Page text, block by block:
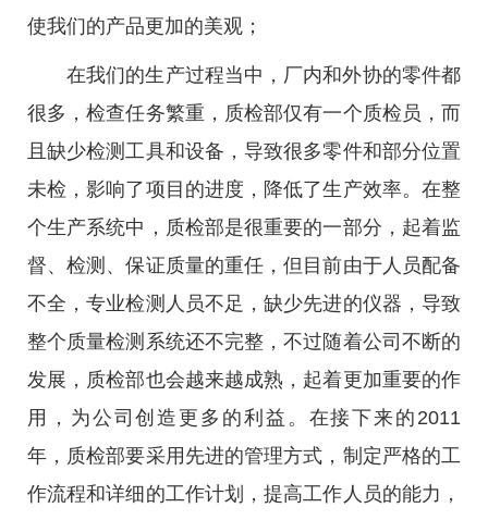
使我们的产品更加的美观；
在我们的生产过程当中，厂内和外协的零件都
很多，检查任务繁重，质检部仅有一个质检员，而
且缺少检测工具和设备，导致很多零件和部分位置
未检，影响了项目的进度，降低了生产效率。在整
个生产系统中，质检部是很重要的一部分，起着监
督、检测、保证质量的重任，但目前由于人员配备
不全，专业检测人员不足，缺少先进的仪器，导致
整个质量检测系统还不完整，不过随着公司不断的
发展，质检部也会越来越成熟，起着更加重要的作
用，为公司创造更多的利益。在接下来的2011
年，质检部要采用先进的管理方式，制定严格的工
作流程和详细的工作计划，提高工作人员的能力，